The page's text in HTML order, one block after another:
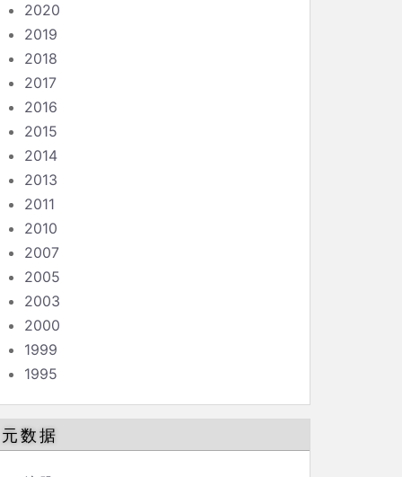
2020
2019
2018
2017
2016
2015
2014
2013
2011
2010
2007
2005
2003
2000
1999
1995
元数据